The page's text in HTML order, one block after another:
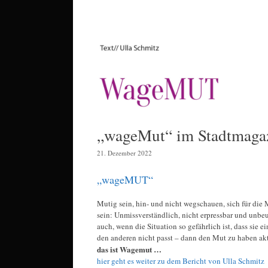
„wageMut“ im
21. Dezember 2022
„wageMUT“
Mutig sein, hin- und nicht wegschauen, sich für die
sein: Unmissverständlich, nicht erpressbar und
auch, wenn die Situation so gefährlich ist, dass sie
den anderen nicht passt – dann den Mut zu haben
das ist Wagemut …
hier geht es weiter zu dem Bericht von Ulla Schmitz